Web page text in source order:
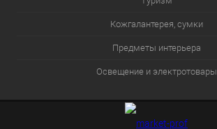
Кожгалантерея, сумки
Предметы интерьера
Освещение и электротовары